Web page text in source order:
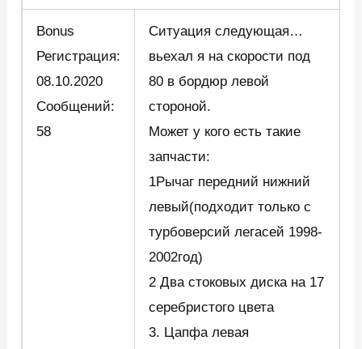
Bonus
Регистрация:
08.10.2020
Сообщений:
58
Ситуация следующая…
вьехал я на скорости под
80 в бордюр левой
стороной.
Может у кого есть такие
запчасти:
1Рычаг передний нижний
левый(подходит только с
турбоверсий легасей 1998-
2002год)
2 Два стоковых диска на 17
серебристого цвета
3. Цапфа левая